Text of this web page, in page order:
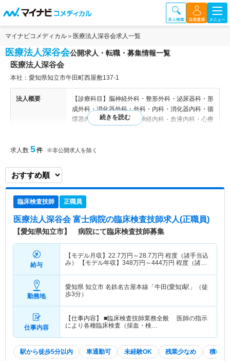
マイナビコメディカル 医療法人深谷会求人一覧
医療法人深谷会公開求人・転職・募集情報一覧
医療法人深谷会
本社：愛知県知立市牛田町西屋敷137-1
法人概要
【診療科目】脳神経外科・整形外科・泌尿器科・形
成外科・消化器外科・外科・内科・消化器内科・循
環器内科・内分泌内科・神経内科・血液内科・心療
床、療養51床 計130床 ■富士病院・・・院長 深谷
循環器内科、消化器内科、消化器外科、内分泌内
科、救急科 ■知立団地中央診療所・・・所長
科、泌尿器科 【関連施設】 富士病院、知立団地中
央診療所
病院情報補足 電子カルテ導入済み
特色
愛知県知立市に位置する130床有する地域の基幹病
院です。名鉄「牛田駅」より徒歩圏内にありますの
で通勤が便利です。 興味のある方は是非ご応募く
ださい。 【オススメポイント】 ○駅から徒歩3分と
アクセス抜群の環境で、公共交通機関でもお車でも
通勤可能です。 ○高給与求人な為、しっかりした評
価を受けオンとオフを付けながら就業いただけます
○残業殆どなし、有休消化率もとても高く、プライ
ベートを重視して勤務できます ○とても清潔感のあ
求人数 5件 ※非公開求人を除く
臨床検査技師 正職員
医療法人深谷会 富士病院の臨床検査技師求人(正職員)
【愛知県知立市】 病院にて臨床検査技師募集
給与
【モデル月収】 22.7万円～28.7万円 程度（諸手当込
み） 【モデル年収】 348万円～444万円 程度（諸手
勤務地
愛知県 知立市 名鉄名古屋本線「牛田(愛知)駅」（徒
歩3分）
仕事内容
【仕事内容】 ■臨床検査技師業務全般 医師の指示
により各種臨床検査（採血・検…
駅から徒歩5分以内 車通勤可 未経験OK 残業少なめ 積極採